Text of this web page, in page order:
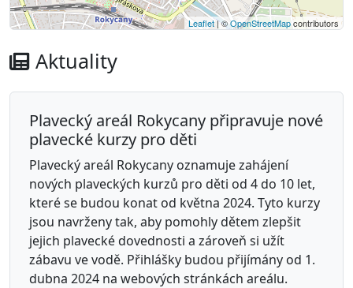
Leaflet| ©OpenStreetMapcontributors
Aktuality
Plavecký areál Rokycany připravuje nové
plavecké kurzy pro děti
Plavecký areál Rokycany oznamuje zahájení
nových plaveckých kurzů pro děti od 4 do 10 let,
které se budou konat od května 2024. Tyto kurzy
jsou navrženy tak, aby pomohly dětem zlepšit
jejich plavecké dovednosti a zároveň si užít
zábavu ve vodě. Přihlášky budou přijímány od 1.
dubna 2024 na webových stránkách areálu.